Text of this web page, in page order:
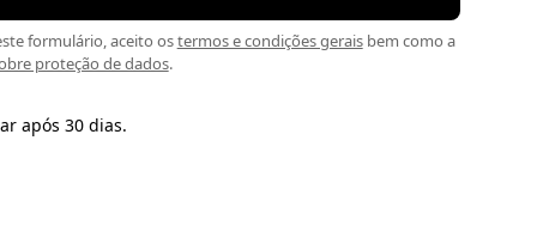
formulário, aceito ostermos e condições geraisbem como a
proteção de dados.
após 30 dias.